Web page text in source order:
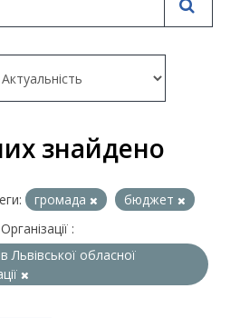
знайдено
громада
бюджет
Організації :
Львівської обласної